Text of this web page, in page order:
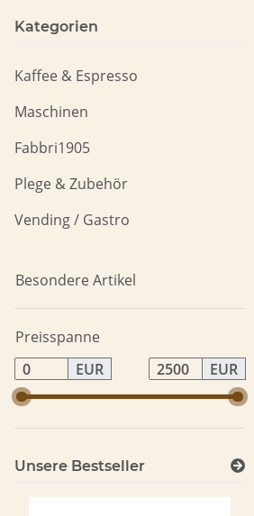
Kategorien
Kaffee & Espresso
Maschinen
Fabbri1905
Plege & Zubehör
Vending / Gastro
Besondere Artikel
Preisspanne
EUR
EUR
Unsere Bestseller